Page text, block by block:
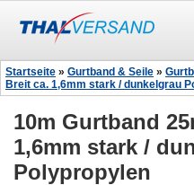
Startseite » Gurtband & Seile »
Breit ca. 1,6mm stark / dunkelgrau
10m Gurtband
1,6mm stark /
Polypropylen